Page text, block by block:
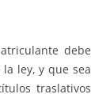
debe
ley, y que sea
traslativos